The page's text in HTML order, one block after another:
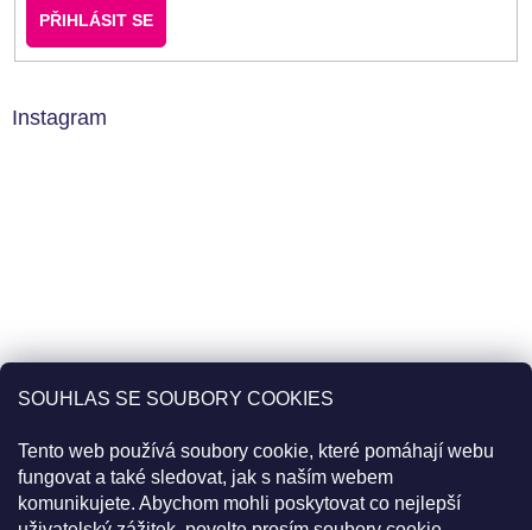
SOUHLAS SE SOUBORY COOKIES
Tento web používá soubory cookie, které pomáhají webu
fungovat a také sledovat, jak s naším webem
komunikujete. Abychom mohli poskytovat co nejlepší
PŘIHLÁSIT SE
Instagram